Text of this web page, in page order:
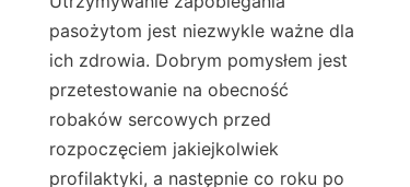
pasożytom jest niezwykle ważne dla
ich zdrowia. Dobrym pomysłem jest
przetestowanie na obecność
robaków sercowych przed
rozpoczęciem jakiejkolwiek
profilaktyki, a następnie co roku po